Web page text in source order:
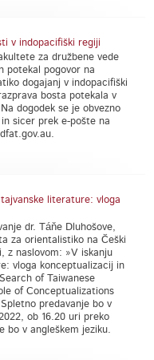
v indopacifiški regiji
za družbene vede
potekal pogovor na
dogajanj v indopacifiški
bosta potekala v
dogodek se je obvezno
sicer prek e-pošte na
literature: vloga
dr. Táňe Dluhošove,
za orientalistiko na Češki
z naslovom: »V iskanju
vloga konceptualizacij in
of Taiwanese
of Conceptualizations
predavanje bo v
ob 16.20 uri preko
bo v angleškem jeziku.